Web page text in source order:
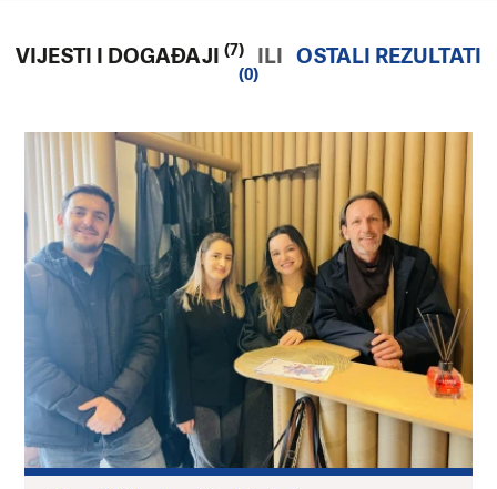
VIJESTI I DOGAĐAJI (7) ILI OSTALI REZULTATI
(0)